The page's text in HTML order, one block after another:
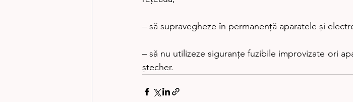
– să supravegheze în permanență aparatele și
– să nu utilizeze siguranţe fuzibile improvizate ori
ştecher.